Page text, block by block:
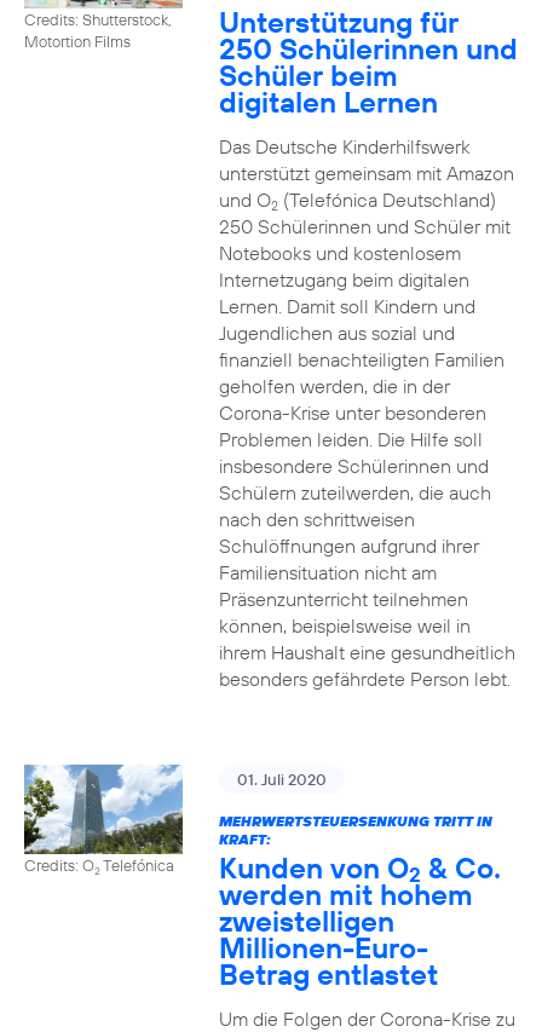
Credits: Shutterstock,
Motortion Films
Unterstützung für
250 Schülerinnen und
Schüler beim
digitalen Lernen
Das Deutsche Kinderhilfswerk
unterstützt gemeinsam mit Amazon
und O2(Telefónica Deutschland)
250 Schülerinnen und Schüler mit
Notebooks und kostenlosem
Internetzugang beim digitalen
Lernen. Damit soll Kindern und
Jugendlichen aus sozial und
finanziell benachteiligten Familien
geholfen werden, die in der
Corona-Krise unter besonderen
Problemen leiden. Die Hilfe soll
insbesondere Schülerinnen und
Schülern zuteilwerden, die auch
nach den schrittweisen
Schulöffnungen aufgrund ihrer
Familiensituation nicht am
Präsenzunterricht teilnehmen
können, beispielsweise weil in
ihrem Haushalt eine gesundheitlich
besonders gefährdete Person lebt.
Credits: O2Telefónica
01. Juli 2020
MEHRWERTSTEUERSENKUNG TRITT IN
KRAFT:
Kunden von O2 & Co.
werden mit hohem
zweistelligen
Millionen-Euro-
Betrag entlastet
Um die Folgen der Corona-Krise zu